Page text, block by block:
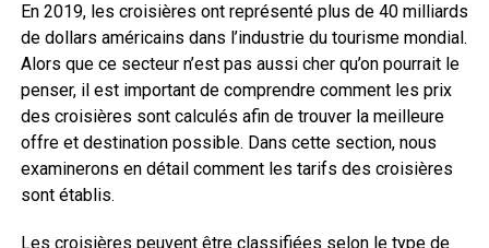
En 2019, les croisières ont représenté plus de 40 milliards
de dollars américains dans l’industrie du tourisme mondial.
Alors que ce secteur n’est pas aussi cher qu’on pourrait le
penser, il est important de comprendre comment les prix
des croisières sont calculés afin de trouver la meilleure
offre et destination possible. Dans cette section, nous
examinerons en détail comment les tarifs des croisières
sont établis.
Les croisières peuvent être classifiées selon le type de